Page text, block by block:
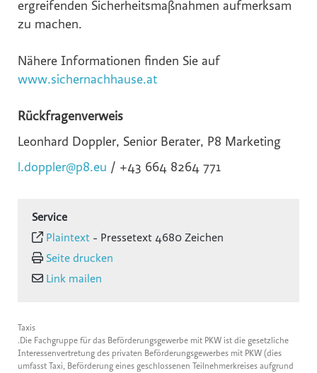
ergreifenden Sicherheitsmaßnahmen aufmerksam
zu machen.
Nähere Informationen finden Sie auf
www.sichernachhause.at
Rückfragenverweis
Leonhard Doppler, Senior Berater, P8 Marketing
l.doppler@p8.eu / +43 664 8264 771
Service
Plaintext - Pressetext 4680 Zeichen
Seite drucken
Link mailen
Taxis
.Die Fachgruppe für das Beförderungsgewerbe mit PKW ist die gesetzliche
Interessenvertretung des privaten Beförderungsgewerbes mit PKW (dies
umfasst Taxi, Beförderung eines geschlossenen Teilnehmerkreises aufgrund